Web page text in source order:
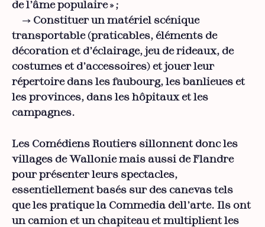
de l’âme populaire » ;
→ Constituer un matériel scénique
transportable (praticables, éléments de
décoration et d’éclairage, jeu de rideaux, de
costumes et d’accessoires) et jouer leur
répertoire dans les faubourg, les banlieues et
les provinces, dans les hôpitaux et les
campagnes.
Les Comédiens Routiers sillonnent donc les
villages de Wallonie mais aussi de Flandre
pour présenter leurs spectacles,
essentiellement basés sur des canevas tels
que les pratique la Commedia dell’arte. Ils ont
un camion et un chapiteau et multiplient les